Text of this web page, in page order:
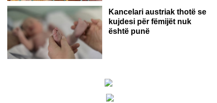
Kancelari austriak thotë se
kujdesi për fëmijët nuk
është punë